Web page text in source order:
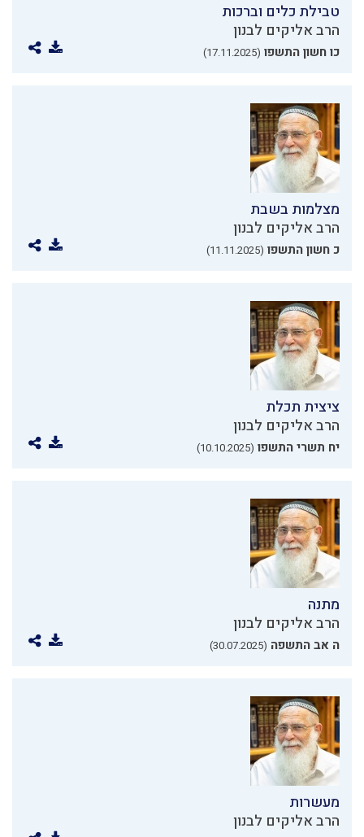
טבילת כלים וברכות
הרב אליקים לבנון
כו חשון התשפו (17.11.2025)
מצלמות בשבת
הרב אליקים לבנון
כ חשון התשפו (11.11.2025)
ציצית תכלת
הרב אליקים לבנון
יח תשרי התשפו (10.10.2025)
מתנה
הרב אליקים לבנון
ה אב התשפה (30.07.2025)
מעשרות
הרב אליקים לבנון